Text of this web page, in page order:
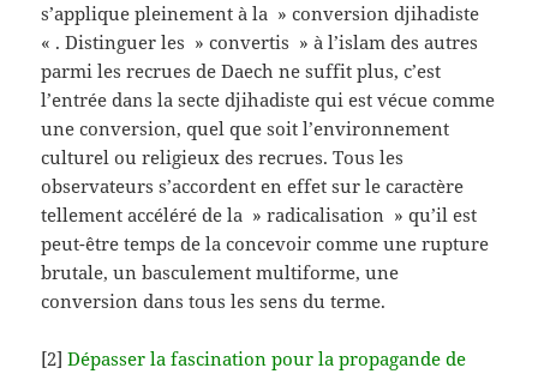
s’applique pleinement à la » conversion djihadiste
« . Distinguer les » convertis » à l’islam des autres
parmi les recrues de Daech ne suffit plus, c’est
l’entrée dans la secte djihadiste qui est vécue comme
une conversion, quel que soit l’environnement
culturel ou religieux des recrues. Tous les
observateurs s’accordent en effet sur le caractère
tellement accéléré de la » radicalisation » qu’il est
peut-être temps de la concevoir comme une rupture
brutale, un basculement multiforme, une
conversion dans tous les sens du terme.
[2]Dépasser la fascination pour la propagande de